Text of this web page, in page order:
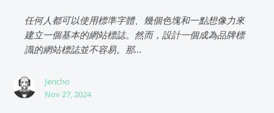
任何人都可以使用標準字體、幾個色塊和一點想像力來
建立一個基本的網站標誌。然而，設計一個成為品牌標
識的網站標誌並不容易。那...
Jericho
Nov 27, 2024